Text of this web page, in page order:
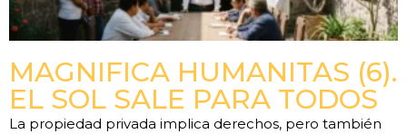
MAGNIFICA HUMANITAS (6).
EL SOL SALE PARA TODOS
La propiedad privada implica derechos, pero también